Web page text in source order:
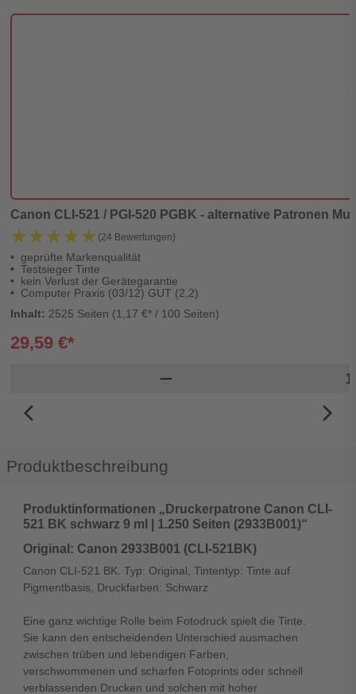
Canon CLI-521 / PGI-520 PGBK - alternative Patronen
★★★★★
★★★★★ (24 Bewertungen)
geprüfte Markenqualität
Testsieger Tinte
kein Verlust der Gerätegarantie
Computer Praxis (03/12) GUT (2,2)
Inhalt: 2525 Seiten (1,17 €* / 100 Seiten)
29,59 €*
remove
arrow_back_ios_new arrow_forward_ios
Produktbeschreibung
Produktinformationen „Druckerpatrone Canon CLI-
521 BK schwarz 9 ml | 1.250 Seiten (2933B001)“
Original: Canon 2933B001 (CLI-521BK)
Canon CLI-521 BK. Typ: Original, Tintentyp: Tinte auf
Pigmentbasis, Druckfarben: Schwarz
Eine ganz wichtige Rolle beim Fotodruck spielt die Tinte.
Sie kann den entscheidenden Unterschied ausmachen
zwischen trüben und lebendigen Farben,
verschwommenen und scharfen Fotoprints oder schnell
verblassenden Drucken und solchen mit hoher